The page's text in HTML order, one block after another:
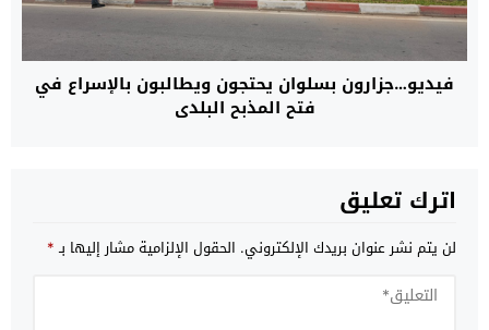
فيديو…جزارون بسلوان يحتجون ويطالبون بالإسراع في
فتح المذبح البلدي
اترك تعليق
لن يتم نشر عنوان بريدك الإلكتروني. الحقول الإلزامية مشار إليها بـ*